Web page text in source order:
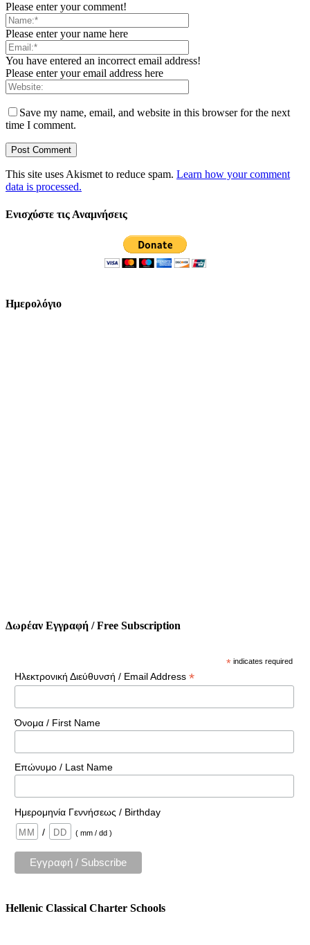
Please enter your comment!
Please enter your name here
You have entered an incorrect email address!
Please enter your email address here
Save my name, email, and website in this browser for the next
time I comment.
This site uses Akismet to reduce spam. Learn how your comment
data is processed.
Ενισχύστε τις Αναμνήσεις
Ημερολόγιο
Δωρέαν Εγγραφή / Free Subscription
* indicates required
Ηλεκτρονική Διεύθυνσή / Email Address *
Όνομα / First Name
Επώνυμο / Last Name
Ημερομηνία Γεννήσεως / Birthday
/
( mm / dd )
Hellenic Classical Charter Schools